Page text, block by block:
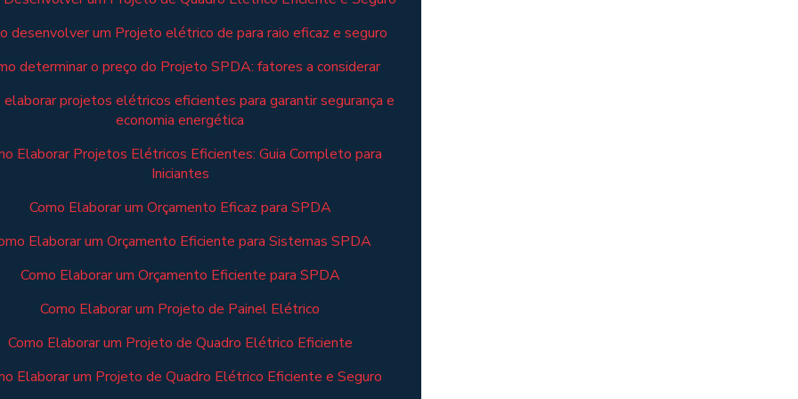
desenvolver um Projeto elétrico de para raio eficaz e seguro
determinar o preço do Projeto SPDA: fatores a considerar
elaborar projetos elétricos eficientes para garantir segurança e
economia energética
Elaborar Projetos Elétricos Eficientes: Guia Completo para
Iniciantes
Como Elaborar um Orçamento Eficaz para SPDA
Elaborar um Orçamento Eficiente para Sistemas SPDA
Como Elaborar um Orçamento Eficiente para SPDA
Como Elaborar um Projeto de Painel Elétrico
Como Elaborar um Projeto de Quadro Elétrico Eficiente
Elaborar um Projeto de Quadro Elétrico Eficiente e Seguro